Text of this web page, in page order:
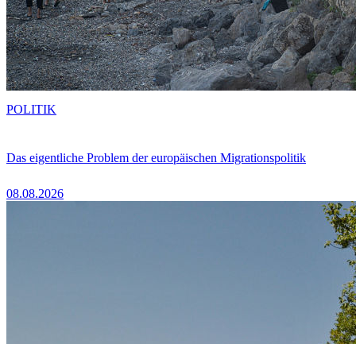
Das eigentliche Problem der europäischen Migrationspolitik
08.08.2026
POLITIK